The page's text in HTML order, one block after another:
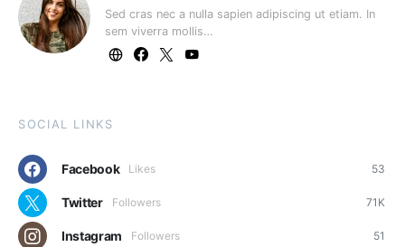
Sed cras nec a nulla sapien adipiscing ut etiam. In
sem viverra mollis…
SOCIAL LINKS
Facebook 53
Likes
Twitter 71K
Followers
Instagram 51
Followers